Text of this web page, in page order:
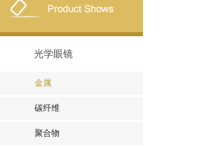
光学眼镜
金属
碳纤维
聚合物